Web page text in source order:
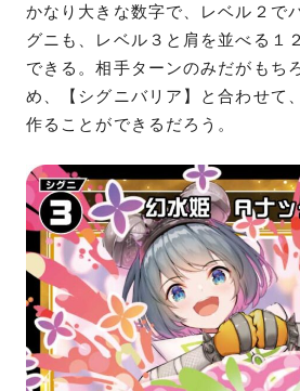
かなり大きな数字で、レベル２で
グニも、レベル３と肩を並べる１
できる。相手ターンのみだがもち
め、【シグニバリア】と合わせて
作ることができるだろう。